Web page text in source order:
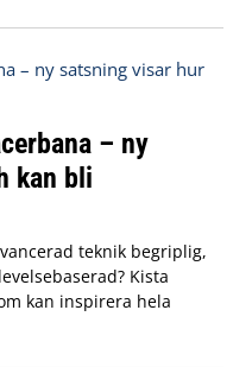
– ny
kan bli
teknik begriplig,
Kista
kan inspirera hela